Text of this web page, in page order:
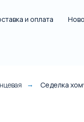
и оплата
→ Седелка